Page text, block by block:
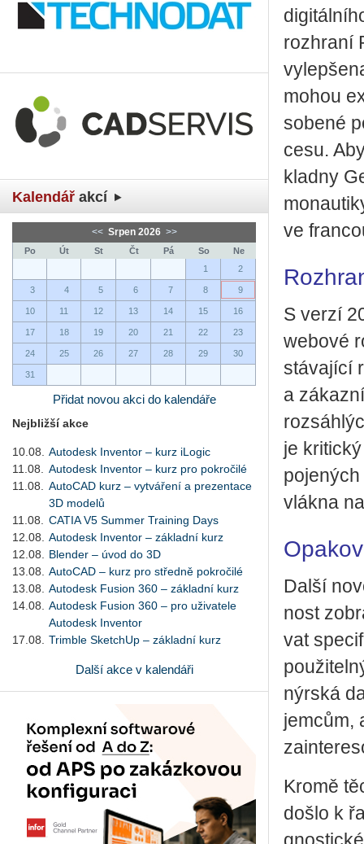
Kalendář akcí
<< Srpen 2026 >>
Po Út St Čt Pá So
Ne
1
2
3 4 5 6 7 8 9
10 11 12 13 14 15 16
17 18 19 20 21 22 23
24 25 26 27 28 29 30
31
Přidat novou akci do kalendáře
Nejbližší akce
10.08.
Autodesk Inventor – kurz iLogic
11.08.
Autodesk Inventor – kurz pro pokročilé
11.08.
AutoCAD kurz – vytváření a prezentace
3D modelů
11.08.
CATIA V5 Summer Training Days
12.08.
Autodesk Inventor – základní kurz
12.08.
Blender – úvod do 3D
13.08.
AutoCAD – kurz pro středně pokročilé
13.08.
Autodesk Fusion 360 – základní kurz
14.08.
Autodesk Fusion 360 – pro uživatele
Autodesk Inventor
17.08.
Trimble SketchUp – základní kurz
Další akce v kalendáři
roz­hra­ní
mohou
so­be­né
ce­su.
klad­ny
ve
S verzí
webo­vé
stá­va­jí­cí
a
je
vlák­na
Další
nost
vat
nýr­ská
jem­cům,
Kromě
došlo k